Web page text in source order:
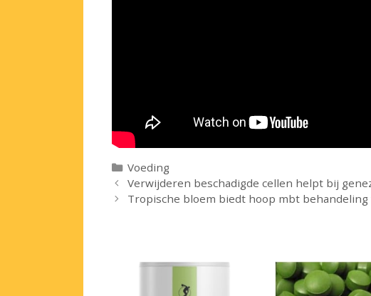
Categorieën
Voeding
Verwijderen beschadigde cellen helpt bij
Tropische bloem biedt hoop mbt